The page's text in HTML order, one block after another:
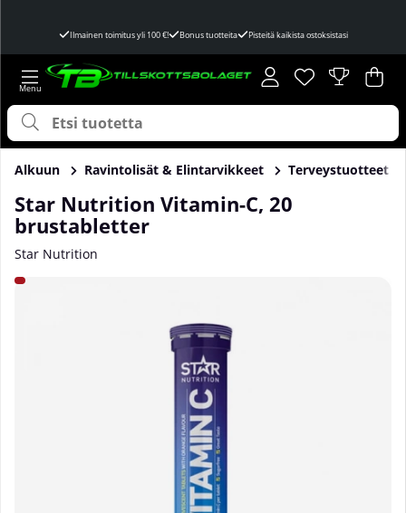
Ilmainen toimitus yli 100 €! Bonus tuotteita Pisteitä kaikista ostoksistasi
Toivelista
Lukumäärä
. .
Alkuun Ravintolisät & Elintarvikkeet Terveystuotteet
Star Nutrition Vitamin-C, 20
brustabletter
Star Nutrition
Tuotekuvat Star Nutrition Vitamin-C, 20 brustabletter